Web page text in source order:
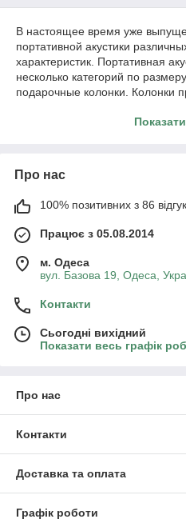
В настоящее время уже
портативной акустики
характеристик. Портативная
несколько категорий по
подарочные колонки. Колонки
Smartfox.in.ua Вы всегда
Одесса,
в и другие)
Про нас
100% позитивних з 86
Працює з 05.08.2014
м. Одеса
вул. Базова 19, Одеса,
Контакти
Сьогодні вихідний
Показати весь графік
Про нас
Контакти
Доставка та оплата
Графік роботи